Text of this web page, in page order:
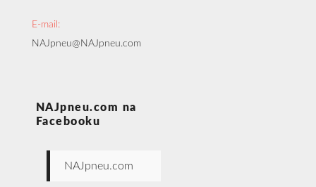
E-mail:
NAJpneu@NAJpneu.com
NAJpneu.com na
Facebooku
NAJpneu.com